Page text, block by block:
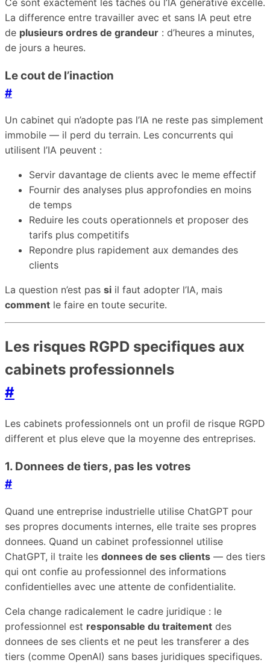
La difference entre travailler avec et sans IA peut etre
de plusieurs ordres de grandeur : d’heures a minutes,
de jours a heures.
Le cout de l’inaction
#
Un cabinet qui n’adopte pas l’IA ne reste pas simplement
immobile — il perd du terrain. Les concurrents qui
utilisent l’IA peuvent :
Servir davantage de clients avec le meme effectif
Fournir des analyses plus approfondies en moins
de temps
Reduire les couts operationnels et proposer des
tarifs plus competitifs
Repondre plus rapidement aux demandes des
clients
La question n’est pas si il faut adopter l’IA, mais
comment le faire en toute securite.
Les risques RGPD specifiques aux
cabinets professionnels
#
Les cabinets professionnels ont un profil de risque RGPD
different et plus eleve que la moyenne des entreprises.
1. Donnees de tiers, pas les votres
#
Quand une entreprise industrielle utilise ChatGPT pour
ses propres documents internes, elle traite ses propres
donnees. Quand un cabinet professionnel utilise
ChatGPT, il traite les donnees de ses clients — des tiers
qui ont confie au professionnel des informations
confidentielles avec une attente de confidentialite.
Cela change radicalement le cadre juridique : le
professionnel est responsable du traitement des
donnees de ses clients et ne peut les transferer a des
tiers (comme OpenAI) sans bases juridiques specifiques.